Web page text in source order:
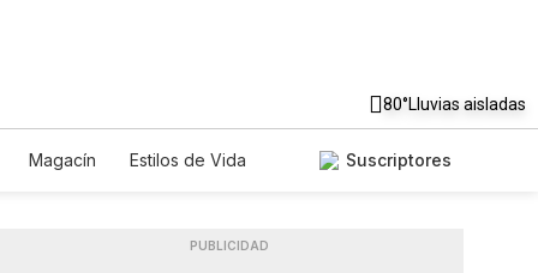
80°Lluvias aisladas
Magacín
Estilos de Vida
Suscriptores
PUBLICIDAD